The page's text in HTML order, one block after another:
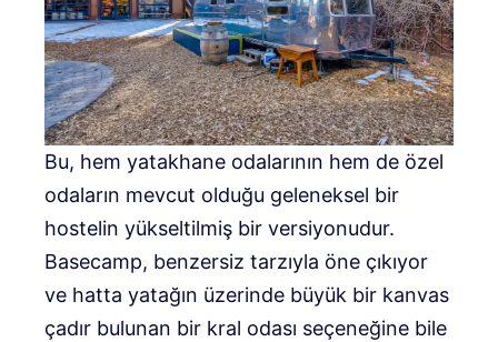
Bu, hem yatakhane odalarının hem de özel
odaların mevcut olduğu geleneksel bir
hostelin yükseltilmiş bir versiyonudur.
Basecamp, benzersiz tarzıyla öne çıkıyor
ve hatta yatağın üzerinde büyük bir kanvas
çadır bulunan bir kral odası seçeneğine bile